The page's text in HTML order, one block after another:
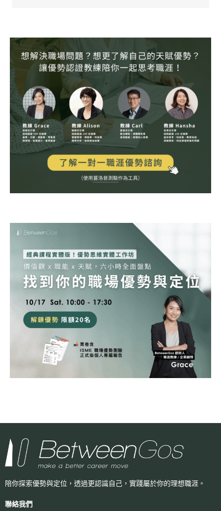
陪你探索優勢與定位，透過更認識自己， 實踐屬於你的理想職涯。
聯絡我們